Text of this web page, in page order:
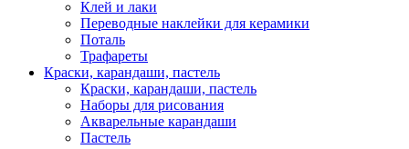
Клей и лаки
Переводные наклейки для керамики
Поталь
Трафареты
Краски, карандаши, пастель
Краски, карандаши, пастель
Наборы для рисования
Акварельные карандаши
Пастель